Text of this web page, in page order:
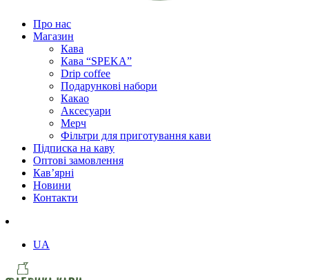
Про нас
Магазин
Кава
Кава “SPEKA”
Drip coffee
Подарункові набори
Какао
Аксесуари
Мерч
Фільтри для приготування кави
Підписка на каву
Оптові замовлення
Кав’ярні
Новини
Контакти
UA